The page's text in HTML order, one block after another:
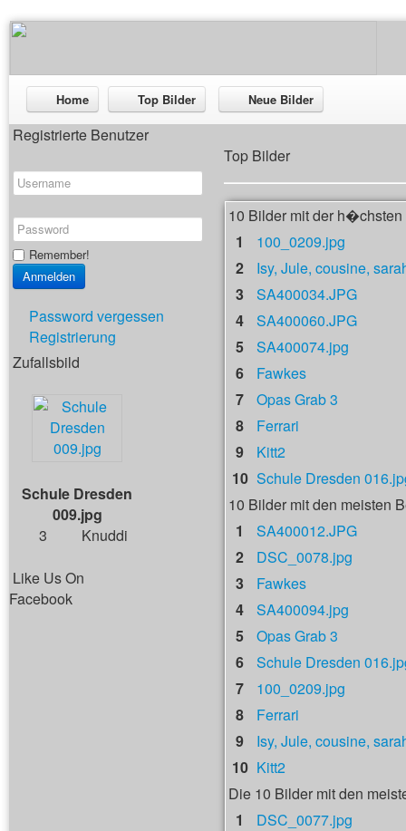
Home Top Bilder Neue Bilder
Registrierte Benutzer
Remember!
Password vergessen
Registrierung
Zufallsbild
Schule Dresden
009.jpg
3
Knuddi
Like Us On
Facebook
Top Bilder
10 Bilder mit der
1
100_0209.jpg
2
Isy, Jule, cousine,
3
SA400034.JPG
4
SA400060.JPG
5
SA400074.jpg
6
Fawkes
7
Opas Grab 3
8
Ferrari
9
Kitt2
10 Schule Dresden
10 Bilder mit den meisten
1
SA400012.JPG
2
DSC_0078.jpg
3
Fawkes
4
SA400094.jpg
5
Opas Grab 3
6
Schule Dresden
7
100_0209.jpg
8
Ferrari
9
Isy, Jule, cousine,
10 Kitt2
Die 10 Bilder mit den
1
DSC_0077.jpg